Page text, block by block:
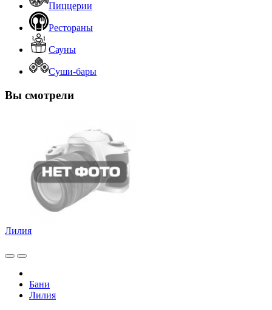
Пиццерии
Рестораны
Сауны
Суши-бары
Вы смотрели
Лилия
Бани
Лилия